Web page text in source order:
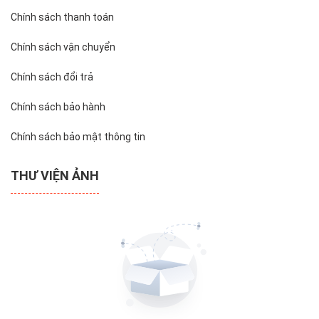
Chính sách thanh toán
Chính sách vận chuyển
Chính sách đổi trả
Chính sách bảo hành
Chính sách bảo mật thông tin
THƯ VIỆN ẢNH